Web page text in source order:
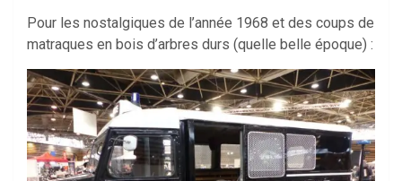
Pour les nostalgiques de l’année 1968 et des coups de
matraques en bois d’arbres durs (quelle belle époque) :